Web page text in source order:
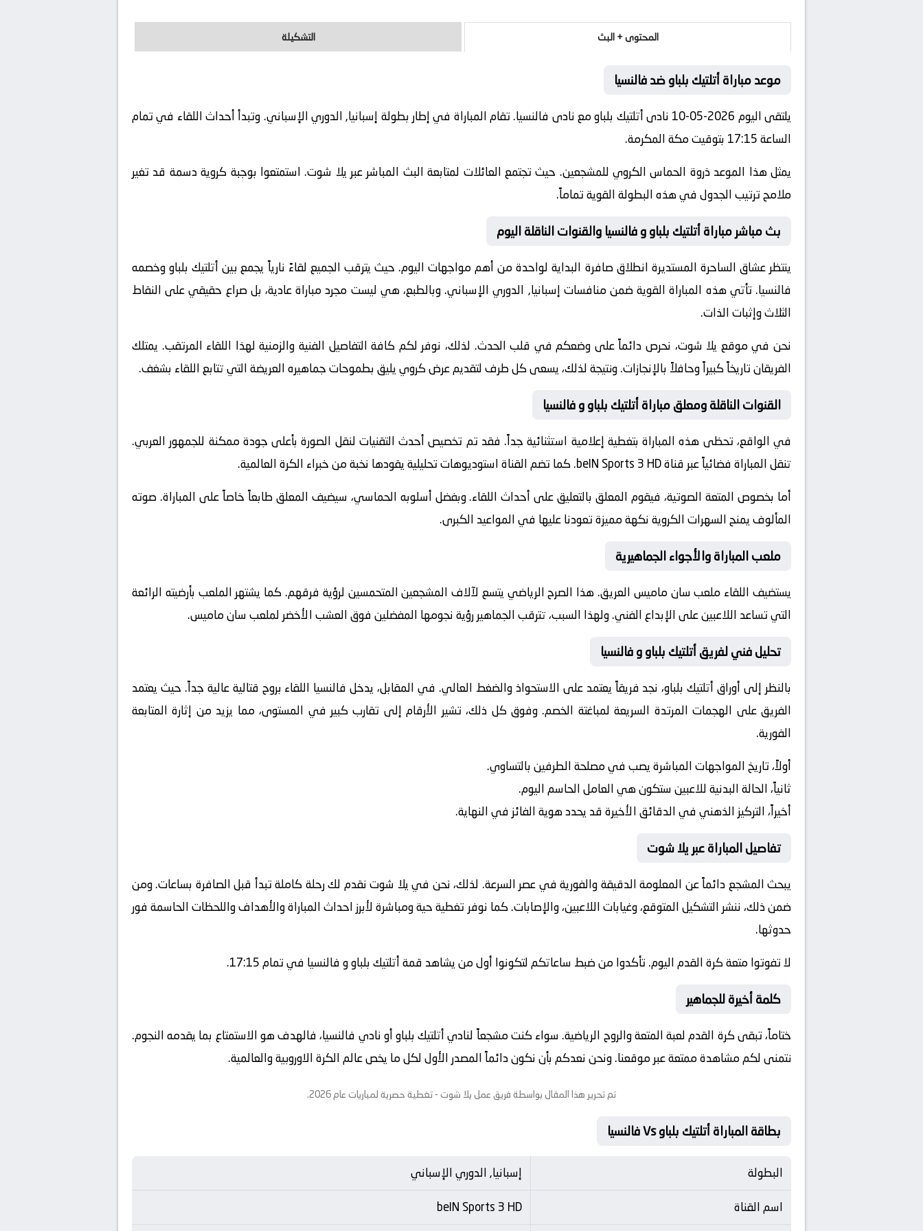
المحتوى + البث التشكيلة
موعد مباراة أتلتيك بلباو ضد فالنسيا
يلتقى اليوم 2026-05-10 نادى أتلتيك بلباو مع نادى فالنسيا. تقام المباراة في إطار بطولة إسبانيا, الدوري الإسباني. وتبدأ أحداث اللقاء في تمام
الساعة 17:15 بتوقيت مكة المكرمة.
يمثل هذا الموعد ذروة الحماس الكروي للمشجعين. حيث تجتمع العائلات لمتابعة البث المباشر عبر يلا شوت. استمتعوا بوجبة كروية دسمة قد تغير
ملامح ترتيب الجدول في هذه البطولة القوية تماماً.
بث مباشر مباراة أتلتيك بلباو و فالنسيا والقنوات الناقلة اليوم
ينتظر عشاق الساحرة المستديرة انطلاق صافرة البداية لواحدة من أهم مواجهات اليوم. حيث يترقب الجميع لقاءً نارياً يجمع بين أتلتيك بلباووخصمه
فالنسيا. تأتي هذه المباراة القوية ضمن منافسات إسبانيا, الدوري الإسباني. وبالطبع، هي ليست مجرد مباراة عادية، بل صراع حقيقي على النقاط
الثلاث وإثبات الذات.
نحن في موقع يلا شوت، نحرص دائماً على وضعكم في قلب الحدث. لذلك، نوفر لكم كافة التفاصيل الفنية والزمنية لهذا اللقاء المرتقب. يمتلك
الفريقان تاريخاً كبيراً وحافلاً بالإنجازات. ونتيجة لذلك، يسعى كل طرف لتقديم عرض كروي يليق بطموحات جماهيره العريضة التي تتابع اللقاء بشغف.
القنوات الناقلة ومعلق مباراة أتلتيك بلباو و فالنسيا
في الواقع، تحظى هذه المباراة بتغطية إعلامية استثنائية جداً. فقد تم تخصيص أحدث التقنيات لنقل الصورة بأعلى جودة ممكنة للجمهور العربي.
تنقل المباراة فضائياً عبر قناةbeIN Sports 3 HD. كما تضم القناة استوديوهات تحليلية يقودها نخبة من خبراء الكرة العالمية.
أما بخصوص المتعة الصوتية، فيقوم المعلق بالتعليق على أحداث اللقاء. وبفضل أسلوبه الحماسي، سيضيف المعلق طابعاً خاصاً على المباراة. صوته
المألوف يمنح السهرات الكروية نكهة مميزة تعودنا عليها في المواعيد الكبرى.
ملعب المباراة والأجواء الجماهيرية
يستضيف اللقاء ملعبسان ماميس العريق. هذا الصرح الرياضي يتسع لآلاف المشجعين المتحمسين لرؤية فرقهم. كما يشتهر الملعب بأرضيته الرائعة
التي تساعد اللاعبين على الإبداع الفني. ولهذا السبب، تترقب الجماهير رؤية نجومها المفضلين فوق العشب الأخضر لملعب سان ماميس.
تحليل فني لفريق أتلتيك بلباو و فالنسيا
بالنظر إلى أوراق أتلتيك بلباو، نجد فريقاً يعتمد على الاستحواذ والضغط العالي. في المقابل، يدخل فالنسيا اللقاء بروح قتالية عالية جداً. حيث يعتمد
الفريق على الهجمات المرتدة السريعة لمباغتة الخصم. وفوق كل ذلك، تشير الأرقام إلى تقارب كبير في المستوى، مما يزيد من إثارة المتابعة
الفورية.
أولاً، تاريخ المواجهات المباشرة يصب في مصلحة الطرفين بالتساوي.
ثانياً، الحالة البدنية للاعبين ستكون هي العامل الحاسم اليوم.
أخيراً، التركيز الذهني في الدقائق الأخيرة قد يحدد هوية الفائز في النهاية.
تفاصيل المباراة عبر يلا شوت
يبحث المشجع دائماً عن المعلومة الدقيقة والفورية في عصر السرعة. لذلك، نحن في يلا شوت نقدم لك رحلة كاملة تبدأ قبل الصافرة بساعات. ومن
ضمن ذلك، ننشر التشكيل المتوقع، وغيابات اللاعبين، والإصابات. كما نوفر تغطية حية ومباشرة لأبرز احداث المباراة والأهداف واللحظات الحاسمة فور
حدوثها.
لا تفوتوا متعة كرة القدم اليوم. تأكدوا من ضبط ساعاتكم لتكونوا أول من يشاهد قمة أتلتيك بلباو و فالنسيا في تمام 17:15.
كلمة أخيرة للجماهير
ختاماً، تبقى كرة القدم لعبة المتعة والروح الرياضية. سواء كنت مشجعاً لنادي أتلتيك بلباو أو نادي فالنسيا، فالهدف هو الاستمتاع بما يقدمه النجوم.
نتمنى لكم مشاهدة ممتعة عبر موقعنا. ونحن نعدكم بأن نكون دائماً المصدر الأول لكل ما يخص عالم الكرة الاوروبية والعالمية.
تم تحرير هذا المقال بواسطة فريق عمل يلا شوت - تغطية حصرية لمباريات عام 2026.
بطاقة المباراة أتلتيك بلباو Vs فالنسيا
البطولة
إسبانيا, الدوري الإسباني
اسم القناة
beIN Sports 3 HD